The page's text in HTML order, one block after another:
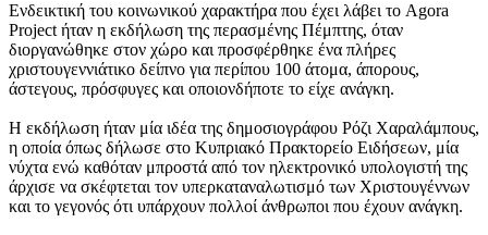
Ενδεικτική του κοινωνικού χαρακτήρα που έχει λάβει το Agora
Project ήταν η εκδήλωση της περασμένης Πέμπτης, όταν
διοργανώθηκε στον χώρο και προσφέρθηκε ένα πλήρες
χριστουγεννιάτικο δείπνο για περίπου 100 άτομα, άπορους,
άστεγους, πρόσφυγες και οποιονδήποτε το είχε ανάγκη.
Η εκδήλωση ήταν μία ιδέα της δημοσιογράφου Ρόζι Χαραλάμπους,
η οποία όπως δήλωσε στο Κυπριακό Πρακτορείο Ειδήσεων, μία
νύχτα ενώ καθόταν μπροστά από τον ηλεκτρονικό υπολογιστή της
άρχισε να σκέφτεται τον υπερκαταναλωτισμό των Χριστουγέννων
και το γεγονός ότι υπάρχουν πολλοί άνθρωποι που έχουν ανάγκη.